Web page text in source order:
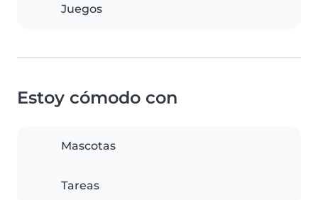
Juegos
Estoy cómodo con
Mascotas
Tareas